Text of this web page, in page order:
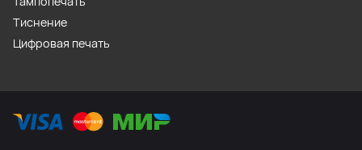
Тиснение
Цифровая печать